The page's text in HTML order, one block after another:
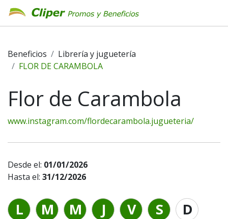
Beneficios
Librería y juguetería
FLOR DE CARAMBOLA
Flor de Carambola
www.instagram.com/flordecarambola.jugueteria/
Desde el: 01/01/2026
Hasta el: 31/12/2026
L M M J V S D